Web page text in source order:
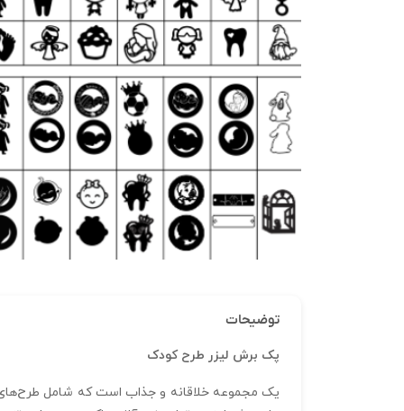
توضیحات
پک برش لیزر طرح کودک
یک مجموعه خلاقانه و جذاب است که شامل طرح‌های